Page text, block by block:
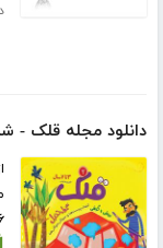
دانلود مجله قلک -